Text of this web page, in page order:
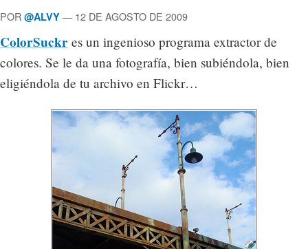
POR @ALVY — 12 DE AGOSTO DE 2009
ColorSuckr es un ingenioso programa extractor de
colores. Se le da una fotografía, bien subiéndola, bien
eligiéndola de tu archivo en Flickr…